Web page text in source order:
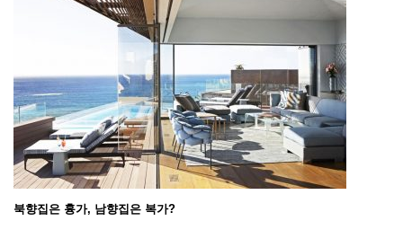
북향집은 흉가, 남향집은 복가?